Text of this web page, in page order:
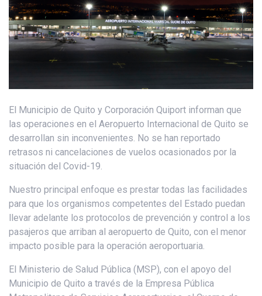
El Municipio de Quito y Corporación Quiport informan que
las operaciones en el Aeropuerto Internacional de Quito se
desarrollan sin inconvenientes. No se han reportado
retrasos ni cancelaciones de vuelos ocasionados por la
situación del Covid-19.
Nuestro principal enfoque es prestar todas las facilidades
para que los organismos competentes del Estado puedan
llevar adelante los protocolos de prevención y control a los
pasajeros que arriban al aeropuerto de Quito, con el menor
impacto posible para la operación aeroportuaria.
El Ministerio de Salud Pública (MSP), con el apoyo del
Municipio de Quito a través de la Empresa Pública